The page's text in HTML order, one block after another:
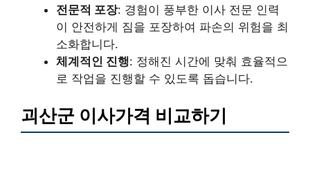
전문적 포장: 경험이 풍부한 이사 전문 인력
이 안전하게 짐을 포장하여 파손의 위험을 최
소화합니다.
체계적인 진행: 정해진 시간에 맞춰 효율적으
로 작업을 진행할 수 있도록 돕습니다.
괴산군 이사가격 비교하기